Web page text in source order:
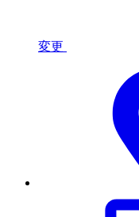
変更